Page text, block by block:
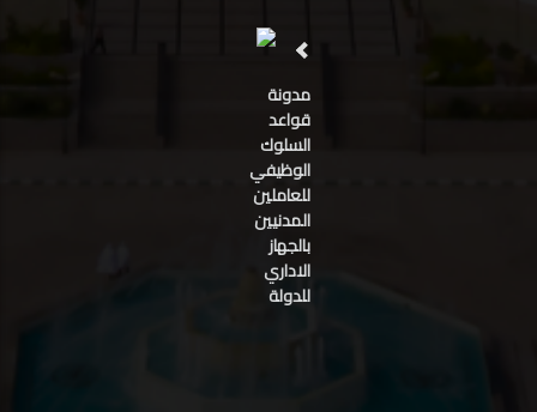
مدونة
قواعد
السلوك
الوظيفي
للعاملين
المدنيين
بالجهاز
الاداري
للدولة